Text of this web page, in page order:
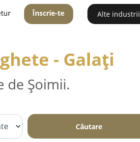
Înscrie-te Alte industrii
- Galaţi
de Șoimii.
Căutare